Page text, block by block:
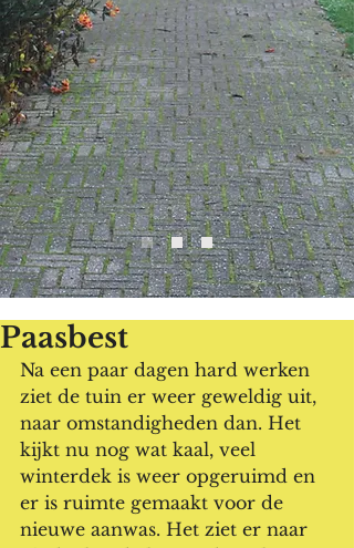
Paasbest
Na een paar dagen hard werken
ziet de tuin er weer geweldig uit,
naar omstandigheden dan. Het
kijkt nu nog wat kaal, veel
winterdek is weer opgeruimd en
er is ruimte gemaakt voor de
nieuwe aanwas. Het ziet er naar